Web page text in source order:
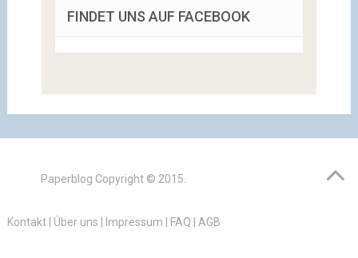
FINDET UNS AUF FACEBOOK
Paperblog Copyright © 2015.
Kontakt| Über uns Impressum FAQ AGB